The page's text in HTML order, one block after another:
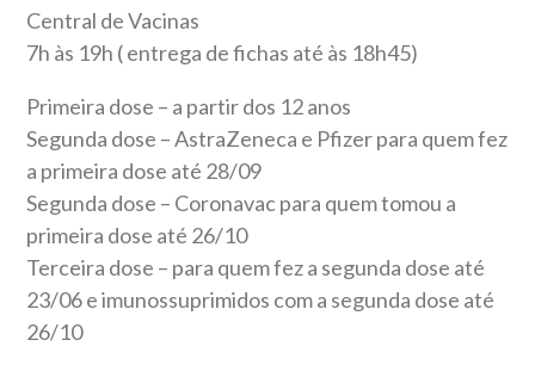
Central de Vacinas
7h às 19h ( entrega de fichas até às 18h45)
Primeira dose – a partir dos 12 anos
Segunda dose – AstraZeneca e Pfizer para quem fez
a primeira dose até 28/09
Segunda dose – Coronavac para quem tomou a
primeira dose até 26/10
Terceira dose – para quem fez a segunda dose até
23/06 e imunossuprimidos com a segunda dose até
26/10